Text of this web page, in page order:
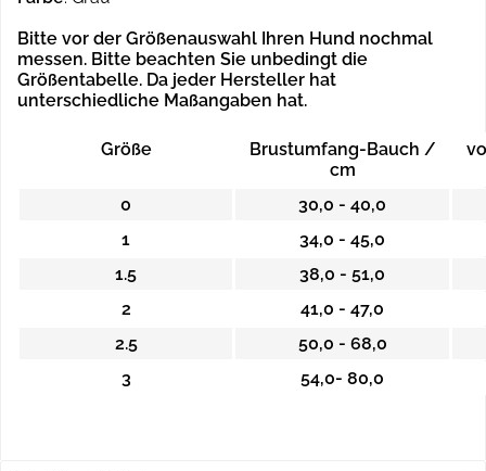
Bitte vor der Größenauswahl Ihren Hund nochmal
messen. Bitte beachten Sie unbedingt die
Größentabelle. Da jeder Hersteller hat
unterschiedliche Maßangaben hat.
Größe
Brustumfang-Bauch /
cm
0
30,0 - 40,0
1
34,0 - 45,0
1.5
38,0 - 51,0
2
41,0 - 47,0
2.5
50,0 - 68,0
3
54,0- 80,0